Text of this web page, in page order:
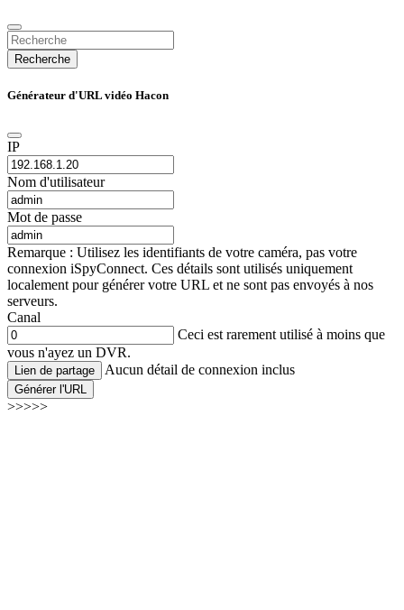
Recherche
Générateur d'URL vidéo Hacon
IP
Nom d'utilisateur
Mot de passe
Remarque : Utilisez les identifiants de votre caméra, pas votre
connexion iSpyConnect. Ces détails sont utilisés uniquement
localement pour générer votre URL et ne sont pas envoyés à nos
serveurs.
Canal
Ceci est rarement utilisé à moins que
vous n'ayez un DVR.
Lien de partage Aucun détail de connexion inclus
Générer l'URL
>>>>>